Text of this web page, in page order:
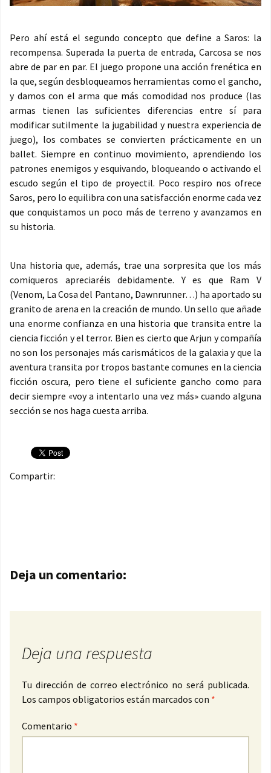
Pero ahí está el segundo concepto que define a Saros: la
recompensa. Superada la puerta de entrada, Carcosa se nos
abre de par en par. El juego propone una acción frenética en
la que, según desbloqueamos herramientas como el gancho,
y damos con el arma que más comodidad nos produce (las
armas tienen las suficientes diferencias entre sí para
modificar sutilmente la jugabilidad y nuestra experiencia de
juego), los combates se convierten prácticamente en un
ballet. Siempre en continuo movimiento, aprendiendo los
patrones enemigos y esquivando, bloqueando o activando el
escudo según el tipo de proyectil. Poco respiro nos ofrece
Saros, pero lo equilibra con una satisfacción enorme cada vez
que conquistamos un poco más de terreno y avanzamos en
su historia.
Una historia que, además, trae una sorpresita que los más
comiqueros apreciaréis debidamente. Y es que Ram V
(Venom, La Cosa del Pantano, Dawnrunner…) ha aportado su
granito de arena en la creación de mundo. Un sello que añade
una enorme confianza en una historia que transita entre la
ciencia ficción y el terror. Bien es cierto que Arjun y compañía
no son los personajes más carismáticos de la galaxia y que la
aventura transita por tropos bastante comunes en la ciencia
ficción oscura, pero tiene el suficiente gancho como para
decir siempre «voy a intentarlo una vez más» cuando alguna
sección se nos haga cuesta arriba.
Compartir:
Navegación de entradas
Deja un comentario:
Deja una respuesta
Tu dirección de correo electrónico no será publicada.
Los campos obligatorios están marcados con *
Comentario *